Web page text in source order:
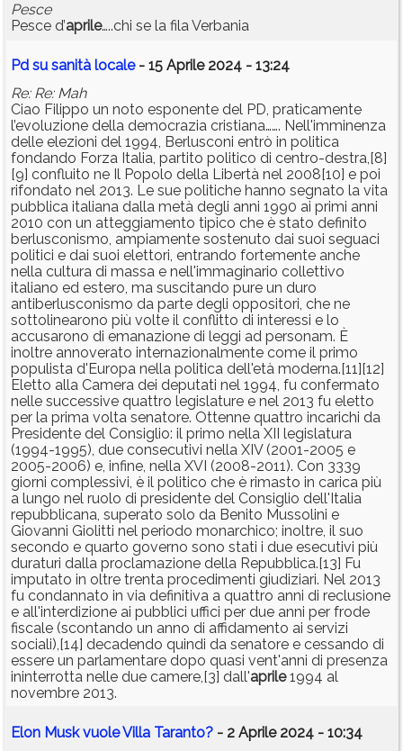
Pesce
Pesce d’aprile…..chi se la fila Verbania
Pd su sanità locale- 15 Aprile 2024 - 13:24
Re: Re: Mah
Ciao Filippo un noto esponente del PD, praticamente
l’evoluzione della democrazia cristiana……. Nell'imminenza
delle elezioni del 1994, Berlusconi entrò in politica
fondando Forza Italia, partito politico di centro-destra,[8]
[9] confluito ne Il Popolo della Libertà nel 2008[10] e poi
rifondato nel 2013. Le sue politiche hanno segnato la vita
pubblica italiana dalla metà degli anni 1990 ai primi anni
2010 con un atteggiamento tipico che è stato definito
berlusconismo, ampiamente sostenuto dai suoi seguaci
politici e dai suoi elettori, entrando fortemente anche
nella cultura di massa e nell'immaginario collettivo
italiano ed estero, ma suscitando pure un duro
antiberlusconismo da parte degli oppositori, che ne
sottolinearono più volte il conflitto di interessi e lo
accusarono di emanazione di leggi ad personam. È
inoltre annoverato internazionalmente come il primo
populista d'Europa nella politica dell'età moderna.[11][12]
Eletto alla Camera dei deputati nel 1994, fu confermato
nelle successive quattro legislature e nel 2013 fu eletto
per la prima volta senatore. Ottenne quattro incarichi da
Presidente del Consiglio: il primo nella XII legislatura
(1994-1995), due consecutivi nella XIV (2001-2005 e
2005-2006) e, infine, nella XVI (2008-2011). Con 3339
giorni complessivi, è il politico che è rimasto in carica più
a lungo nel ruolo di presidente del Consiglio dell'Italia
repubblicana, superato solo da Benito Mussolini e
Giovanni Giolitti nel periodo monarchico; inoltre, il suo
secondo e quarto governo sono stati i due esecutivi più
duraturi dalla proclamazione della Repubblica.[13] Fu
imputato in oltre trenta procedimenti giudiziari. Nel 2013
fu condannato in via definitiva a quattro anni di reclusione
e all'interdizione ai pubblici uffici per due anni per frode
fiscale (scontando un anno di affidamento ai servizi
sociali),[14] decadendo quindi da senatore e cessando di
essere un parlamentare dopo quasi vent'anni di presenza
ininterrotta nelle due camere,[3] dall'aprile1994 al
novembre 2013.
Elon Musk vuole Villa Taranto? - 2 Aprile 2024 - 10:34